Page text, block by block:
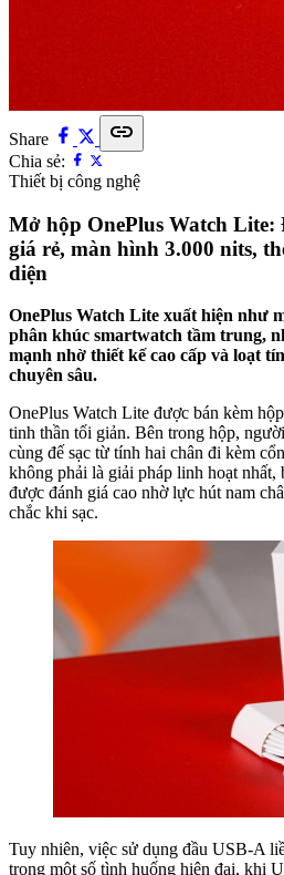
Share link
Chia sẻ:
Thiết bị công nghệ
Mở hộp OnePlus Watch Lite:
giá rẻ, màn hình 3.000 nits,
diện
OnePlus Watch Lite xuất hiện như
phân khúc smartwatch tầm trung,
mạnh nhờ thiết kế cao cấp và loạt
chuyên sâu.
OnePlus Watch Lite được bán kèm
tinh thần tối giản. Bên trong hộp,
cùng đế sạc từ tính hai chân đi kèm
không phải là giải pháp linh hoạt nhất,
được đánh giá cao nhờ lực hút nam
chắc khi sạc.
Tuy nhiên, việc sử dụng đầu USB-A
trong một số tình huống hiện đại, khi